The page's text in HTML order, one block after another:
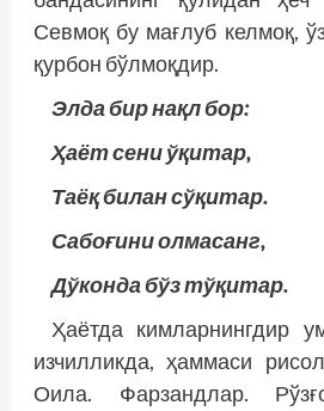
Севмоқ бу мағлуб келмоқ,
қурбон бўлмоқдир.
Элда бир нақл бор:
Ҳаёт сени ўқитар,
Таёқ билан сўқитар.
Сабоғини олмасанг,
Дўконда бўз тўқитар.
Ҳаётда кимларнингдир
изчилликда, ҳаммаси
Оила. Фарзандлар.